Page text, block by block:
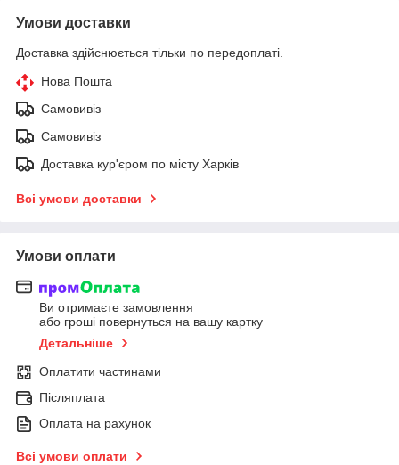
Умови доставки
Доставка здійснюється тільки по передоплаті.
Нова Пошта
Самовивіз
Самовивіз
Доставка кур'єром по місту Харків
Всі умови доставки
Умови оплати
Ви отримаєте замовлення
або гроші повернуться на вашу картку
Детальніше
Оплатити частинами
Післяплата
Оплата на рахунок
Всі умови оплати